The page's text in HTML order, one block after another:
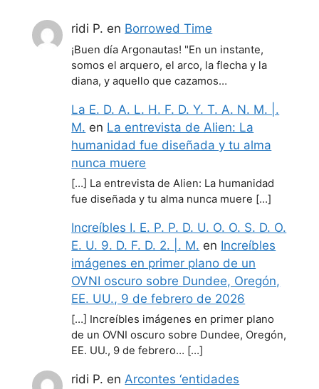
ridi P. en Borrowed Time
¡Buen día Argonautas! "En un instante,
somos el arquero, el arco, la flecha y la
diana, y aquello que cazamos…
La E. D. A. L. H. F. D. Y. T. A. N. M. |.
M. en La entrevista de Alien: La
humanidad fue diseñada y tu alma
nunca muere
[…] La entrevista de Alien: La humanidad
fue diseñada y tu alma nunca muere […]
Increíbles I. E. P. P. D. U. O. O. S. D. O.
E. U. 9. D. F. D. 2. |. M. en Increíbles
imágenes en primer plano de un
OVNI oscuro sobre Dundee, Oregón,
EE. UU., 9 de febrero de 2026
[…] Increíbles imágenes en primer plano
de un OVNI oscuro sobre Dundee, Oregón,
EE. UU., 9 de febrero… […]
ridi P. enArcontes ‘entidades